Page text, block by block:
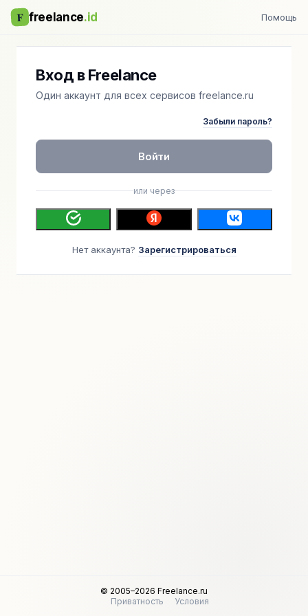
F freelance.id Помощь
Вход в Freelance
Один аккаунт для всех сервисов freelance.ru
Забыли пароль?
Войти
или через
Нет аккаунта? Зарегистрироваться
© 2005–2026 Freelance.ru
Приватность
Условия